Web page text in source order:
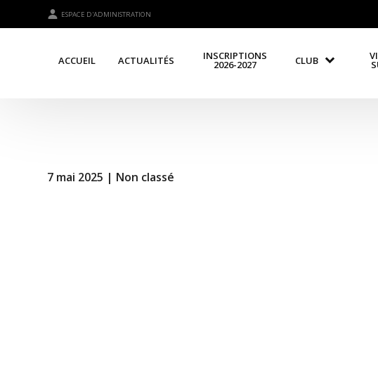
ESPACE D'ADMINISTRATION
ACCUEIL ACTUALITÉS INSCRIPTIONS
2026-2027 CLUB
7 mai 2025 | Non classé